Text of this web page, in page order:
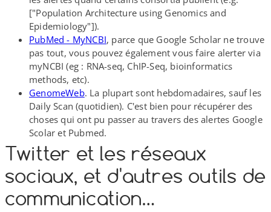
["Population Architecture using Genomics and
Epidemiology"]).
PubMed - MyNCBI, parce que Google Scholar ne trouve
pas tout, vous pouvez également vous faire alerter via
myNCBI (eg : RNA-​seq, ChIP-​Seq, bioinformatics
methods, etc).
GenomeWeb. La plupart sont hebdomadaires, sauf les
Daily Scan (quotidien). C'est bien pour récupérer des
choses qui ont pu passer au travers des alertes Google
Scolar et Pubmed.
Twitter et les réseaux
sociaux, et d'autres outils de
communication…